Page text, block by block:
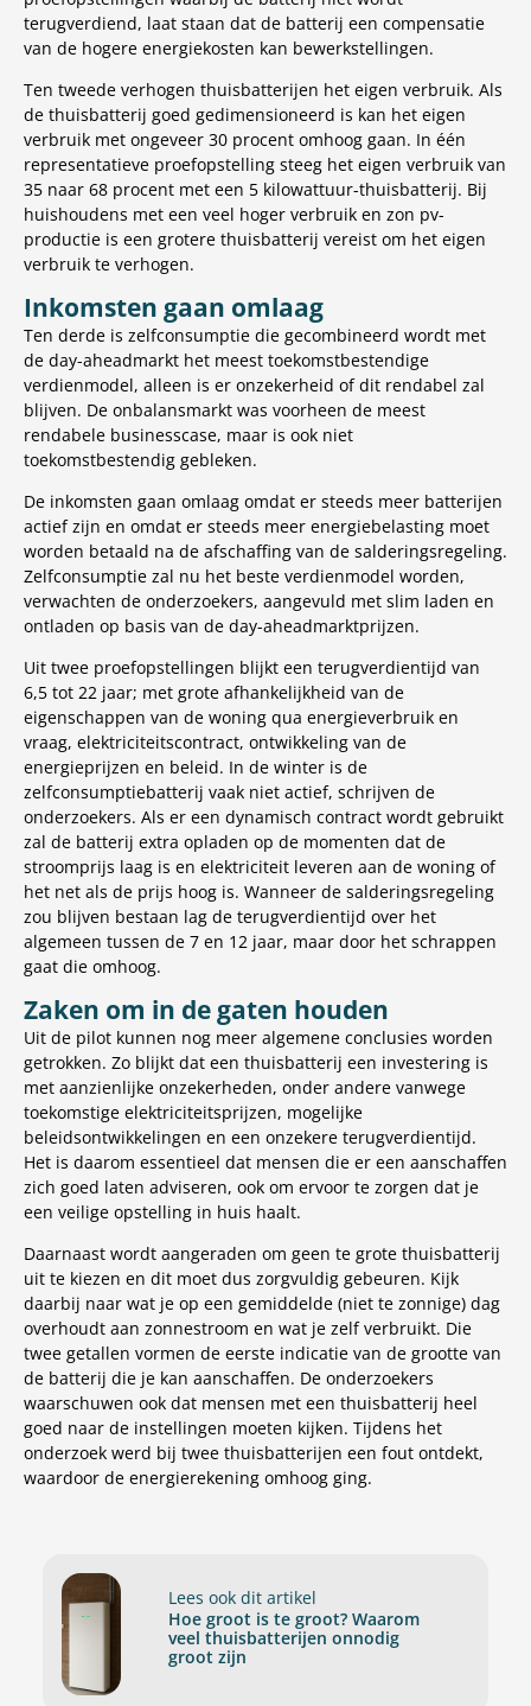
terugverdiend, laat staan dat de batterij een compensatie
van de hogere energiekosten kan bewerkstellingen.
Ten tweede verhogen thuisbatterijen het eigen verbruik. Als
de thuisbatterij goed gedimensioneerd is kan het eigen
verbruik met ongeveer 30 procent omhoog gaan. In één
representatieve proefopstelling steeg het eigen verbruik van
35 naar 68 procent met een 5 kilowattuur-thuisbatterij. Bij
huishoudens met een veel hoger verbruik en zon pv-
productie is een grotere thuisbatterij vereist om het eigen
verbruik te verhogen.
Inkomsten gaan omlaag
Ten derde is zelfconsumptie die gecombineerd wordt met
de day-aheadmarkt het meest toekomstbestendige
verdienmodel, alleen is er onzekerheid of dit rendabel zal
blijven. De onbalansmarkt was voorheen de meest
rendabele businesscase, maar is ook niet
toekomstbestendig gebleken.
De inkomsten gaan omlaag omdat er steeds meer batterijen
actief zijn en omdat er steeds meer energiebelasting moet
worden betaald na de afschaffing van de salderingsregeling.
Zelfconsumptie zal nu het beste verdienmodel worden,
verwachten de onderzoekers, aangevuld met slim laden en
ontladen op basis van de day-aheadmarktprijzen.
Uit twee proefopstellingen blijkt een terugverdientijd van
6,5 tot 22 jaar; met grote afhankelijkheid van de
eigenschappen van de woning qua energieverbruik en
vraag, elektriciteitscontract, ontwikkeling van de
energieprijzen en beleid. In de winter is de
zelfconsumptiebatterij vaak niet actief, schrijven de
onderzoekers. Als er een dynamisch contract wordt gebruikt
zal de batterij extra opladen op de momenten dat de
stroomprijs laag is en elektriciteit leveren aan de woning of
het net als de prijs hoog is. Wanneer de salderingsregeling
zou blijven bestaan lag de terugverdientijd over het
algemeen tussen de 7 en 12 jaar, maar door het schrappen
gaat die omhoog.
Zaken om in de gaten houden
Uit de pilot kunnen nog meer algemene conclusies worden
getrokken. Zo blijkt dat een thuisbatterij een investering is
met aanzienlijke onzekerheden, onder andere vanwege
toekomstige elektriciteitsprijzen, mogelijke
beleidsontwikkelingen en een onzekere terugverdientijd.
Het is daarom essentieel dat mensen die er een aanschaffen
zich goed laten adviseren, ook om ervoor te zorgen dat je
een veilige opstelling in huis haalt.
Daarnaast wordt aangeraden om geen te grote thuisbatterij
uit te kiezen en dit moet dus zorgvuldig gebeuren. Kijk
daarbij naar wat je op een gemiddelde (niet te zonnige) dag
overhoudt aan zonnestroom en wat je zelf verbruikt. Die
twee getallen vormen de eerste indicatie van de grootte van
de batterij die je kan aanschaffen. De onderzoekers
waarschuwen ook dat mensen met een thuisbatterij heel
goed naar de instellingen moeten kijken. Tijdens het
onderzoek werd bij twee thuisbatterijen een fout ontdekt,
waardoor de energierekening omhoog ging.
Lees ook dit artikel
Hoe groot is te groot? Waarom
veel thuisbatterijen onnodig
groot zijn